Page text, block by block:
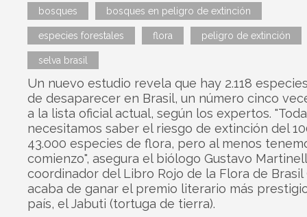
bosques bosques en peligro de extinción
especies forestales flora peligro de extinción
selva brasil
Un nuevo estudio revela que hay 2.118
de desaparecer en Brasil, un número cinco
a la lista oficial actual, según los expertos.
necesitamos saber el riesgo de extinción del
43.000 especies de flora, pero al menos
comienzo", asegura el biólogo Gustavo
coordinador del Libro Rojo de la Flora de Brasil
acaba de ganar el premio literario más
país, el Jabuti (tortuga de tierra).